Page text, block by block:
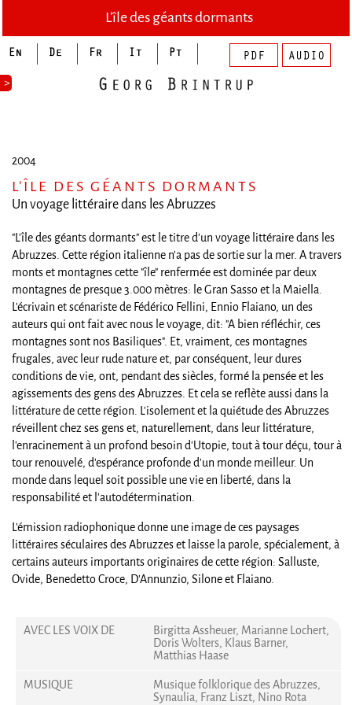
>
L'île des géants dormants
2004
L'ÎLE DES GÉANTS DORMANTS
Un voyage littéraire dans les Abruzzes
"L'île des géants dormants" est le titre d'un voyage littéraire dans les
Abruzzes. Cette région italienne n'a pas de sortie sur la mer. A travers
monts et montagnes cette "île" renfermée est dominée par deux
montagnes de presque 3.000 mètres: le Gran Sasso et la Maiella.
L'écrivain et scénariste de Fédérico Fellini, Ennio Flaiano, un des
auteurs qui ont fait avec nous le voyage, dit: "A bien réfléchir, ces
montagnes sont nos Basiliques". Et, vraiment, ces montagnes
frugales, avec leur rude nature et, par conséquent, leur dures
conditions de vie, ont, pendant des siècles, formé la pensée et les
agissements des gens des Abruzzes. Et cela se reflète aussi dans la
littérature de cette région. L'isolement et la quiétude des Abruzzes
réveillent chez ses gens et, naturellement, dans leur littérature,
l'enracinement à un profond besoin d'Utopie, tout à tour déçu, tour à
tour renouvelé, d'espérance profonde d'un monde meilleur. Un
monde dans lequel soit possible une vie en liberté, dans la
responsabilité et l'autodétermination.
L'émission radiophonique donne une image de ces paysages
littéraires séculaires des Abruzzes et laisse la parole, spécialement, à
certains auteurs importants originaires de cette région: Salluste,
Ovide, Benedetto Croce, D'Annunzio, Silone et Flaiano.
AVEC LES VOIX DE
Birgitta Assheuer, Marianne Lochert,
Doris Wolters, Klaus Barner,
Matthias Haase
MUSIQUE
Musique folklorique des Abruzzes,
Synaulia, Franz Liszt, Nino Rota